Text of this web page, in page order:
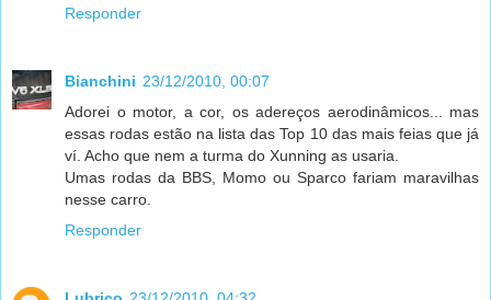
Responder
Bianchini 23/12/2010, 00:07
Adorei o motor, a cor, os adereços aerodinâmicos... mas
essas rodas estão na lista das Top 10 das mais feias que já
ví. Acho que nem a turma do Xunning as usaria.
Umas rodas da BBS, Momo ou Sparco fariam maravilhas
nesse carro.
Responder